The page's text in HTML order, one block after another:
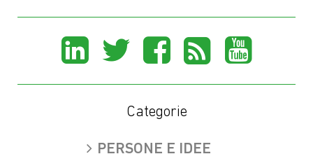
Share
on
LinkedIn
Share
on
X
(Twitter)
Share
on
Facebook
Share
on on
Categorie
PERSONE E IDEE